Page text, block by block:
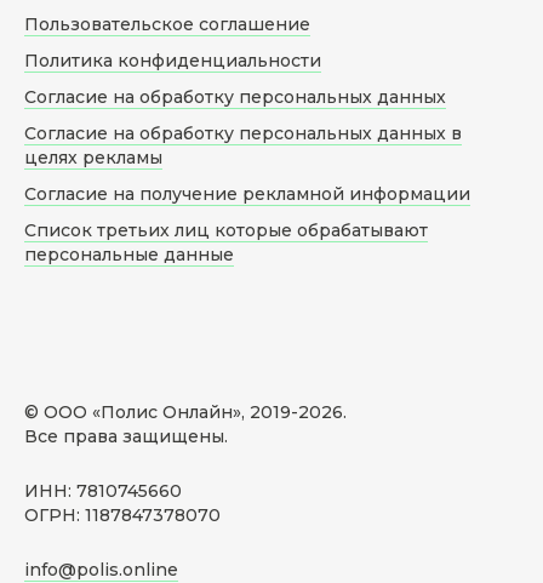
© ООО «Полис Онлайн», 2019-2026.
Все права защищены.
ИНН: 7810745660
ОГРН: 1187847378070
info@polis.online
Пользовательское соглашение
Политика конфиденциальности
Согласие на обработку персональных данных
Согласие на обработку персональных данных в
целях рекламы
Согласие на получение рекламной информации
Список третьих лиц которые обрабатывают
персональные данные